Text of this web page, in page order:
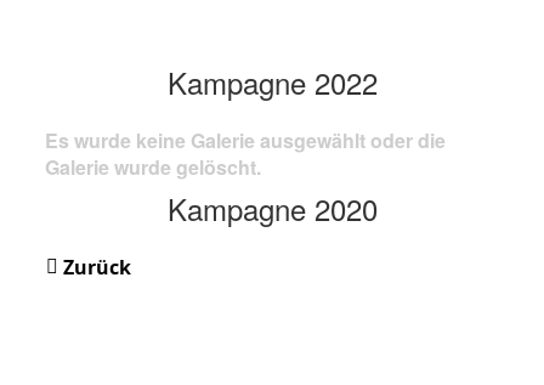
Kampagne 2022
Es wurde keine Galerie ausgewählt oder die
Galerie wurde gelöscht.
Kampagne 2020
Zurück